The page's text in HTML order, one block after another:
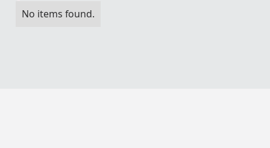
No items found.